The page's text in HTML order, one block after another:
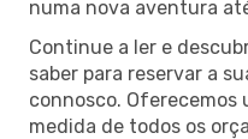
numa nova aventura
Continue a ler e
saber para reservar a
connosco. Oferecemos
medida de todos os